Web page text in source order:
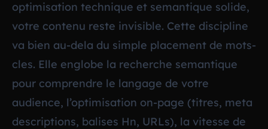
optimisation technique et semantique solide,
votre contenu reste invisible. Cette discipline
va bien au-dela du simple placement de mots-
cles. Elle englobe la recherche semantique
pour comprendre le langage de votre
audience, l’optimisation on-page (titres, meta
descriptions, balises Hn, URLs), la vitesse de